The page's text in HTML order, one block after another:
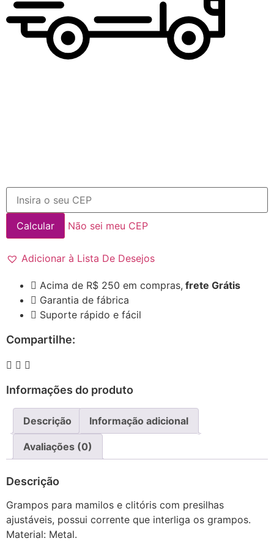
Não sei meu CEP
Adicionar à Lista De Desejos
Acima de R$ 250 em compras, frete Grátis
Garantia de fábrica
Suporte rápido e fácil
Compartilhe:
Informações do produto
Descrição Informação adicional
Avaliações (0)
Descrição
Grampos para mamilos e clitóris com presilhas
ajustáveis, possui corrente que interliga os grampos.
Material: Metal.